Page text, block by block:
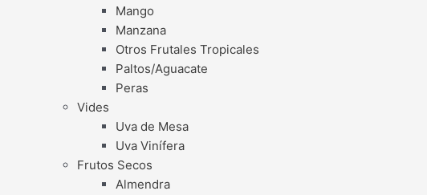
Mango
Manzana
Otros Frutales Tropicales
Paltos/Aguacate
Peras
Vides
Uva de Mesa
Uva Vinífera
Frutos Secos
Almendra